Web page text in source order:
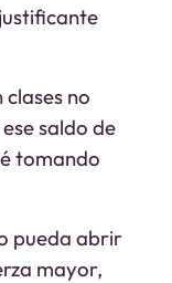
no
saldo de
tomando
pueda abrir
mayor,